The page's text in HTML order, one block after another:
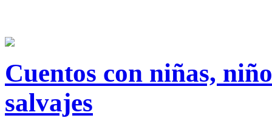
Cuentos con niñas,
salvajes